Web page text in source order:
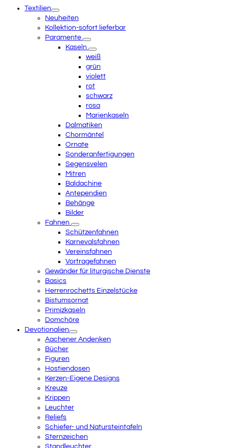
menuTextilien
Neuheiten
Kollektion-sofort lieferbar
Paramente
Kaseln
weiß
grün
violett
rot
schwarz
rosa
Marienkaseln
Dalmatiken
Chormäntel
Ornate
Sonderanfertigungen
Segensvelen
Mitren
Baldachine
Antependien
Behänge
Bilder
Fahnen
Schützenfahnen
Karnevalsfahnen
Vereinsfahnen
Vortragefahnen
Gewänder für liturgische Dienste
Basics
Herrenrochetts Einzelstücke
Bistumsornat
Primizkaseln
Domchöre
Devotionalien
Aachener Andenken
Bücher
Figuren
Hostiendosen
Kerzen-Eigene Designs
Kreuze
Krippen
Leuchter
Reliefs
Schiefer- und Natursteintafeln
Sternzeichen
Standleuchter